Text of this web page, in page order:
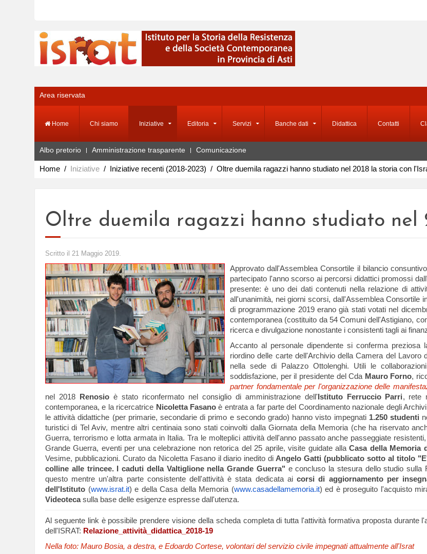
Area riservata
Home Chi siamo Iniziative Editoria Servizi Banche dati Didattica Contatti
Albo pretorio Amministrazione trasparente Comunicazione
Home Iniziative Iniziative recenti (2018-2023) Oltre duemila ragazzi hanno studiato nel 2018 la storia con
Oltre duemila ragazzi hanno studiato nel
Scritto il 21 Maggio 2019.
Approvato dall'Assemblea Consortile il bilancio
partecipato l'anno scorso ai percorsi didattici promossi
presente: è uno dei dati contenuti nella relazione di
all'unanimità, nei giorni scorsi, dall'Assemblea Consortile
di programmazione 2019 erano già stati votati nel
contemporanea (costituito da 54 Comuni dell'Astigiano,
ricerca e divulgazione nonostante i consistenti tagli ai
Accanto al personale dipendente si conferma preziosa
riordino delle carte dell'Archivio della Camera del
nella sede di Palazzo Ottolenghi. Utili le
soddisfazione, per il presidente del Cda Mauro Forno,
partner fondamentale per l'organizzazione delle
nel 2018 Renosioè stato riconfermato nel consiglio di amministrazione dell'Istituto Ferruccio Parri, rete
contemporanea, e la ricercatrice Nicoletta Fasanoè entrata a far parte del Coordinamento nazionale degli
le attività didattiche (per primarie, secondarie di primo e secondo grado) hanno visto impegnati 1.250 studenti
turistici di Tel Aviv, mentre altri centinaia sono stati coinvolti dalla Giornata della Memoria (che ha riservato
Guerra, terrorismo e lotta armata in Italia. Tra le molteplici attività dell'anno passato anche passeggiate
Grande Guerra, eventi per una celebrazione non retorica del 25 aprile, visite guidate allaCasa della Memoria
Vesime, pubblicazioni. Curato da Nicoletta Fasano il diario inedito di Angelo Gatti (pubblicato sotto al titolo
colline alle trincee. I caduti della Valtiglione nella Grande Guerra" e concluso la stesura dello studio sulla
questo mentre un'altra parte consistente dell'attività è stata dedicata aicorsi di aggiornamento per
dell'Istituto (www.israt.it) e della Casa della Memoria (www.casadellamemoria.it) ed è proseguito l'acquisto
Videotecasulla base delle esigenze espresse dall'utenza.
Al seguente link è possibile prendere visione della scheda completa di tutta l'attività formativa proposta durante
dell'ISRAT: Relazione_attività_didattica_2018-19
Nella foto: Mauro Bosia, a destra, e Edoardo Cortese, volontari del servizio civile impegnati attualmente all'Israt